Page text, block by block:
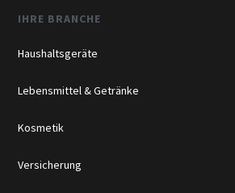
IHRE BRANCHE
Haushaltsgeräte
Lebensmittel & Getränke
Kosmetik
Versicherung